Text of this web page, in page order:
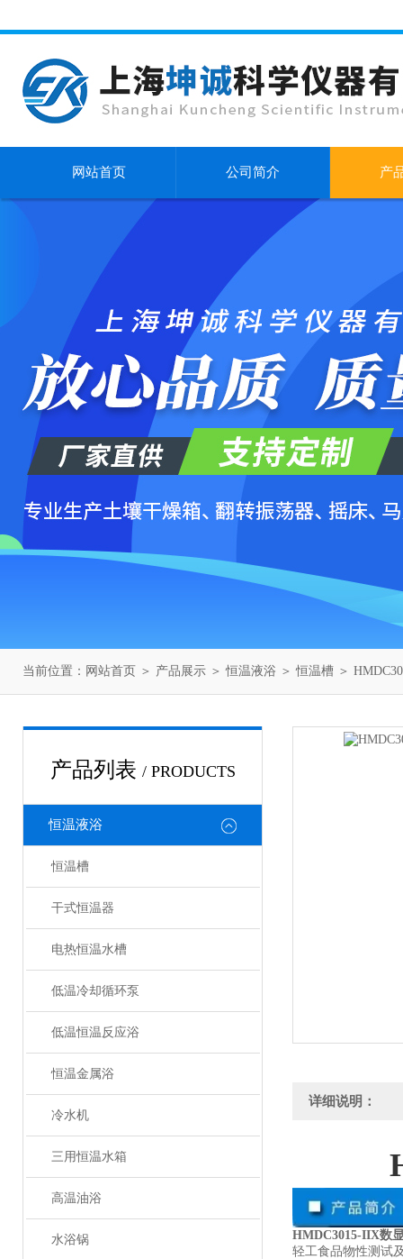
网站首页 公司简介 产
当前位置： 网站首页 ＞ 产品展示 ＞恒温液浴 ＞恒温槽 ＞
产品列表 / PRODUCTS
恒温液浴
恒温槽
干式恒温器
电热恒温水槽
低温冷却循环泵
低温恒温反应浴
恒温金属浴
冷水机
三用恒温水箱
高温油浴
水浴锅
详细说明：
HMDC3015-IIX数
轻工食品物性测试